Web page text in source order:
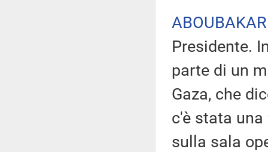
Presidente.
parte di un
Gaza, che
c'è stata
sulla sala